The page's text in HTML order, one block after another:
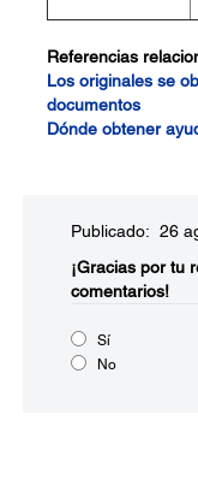
Referencias
Los originales se
documentos
Dónde obtener
Publicado: 26
¡Gracias por tu
comentarios!
Sí
No